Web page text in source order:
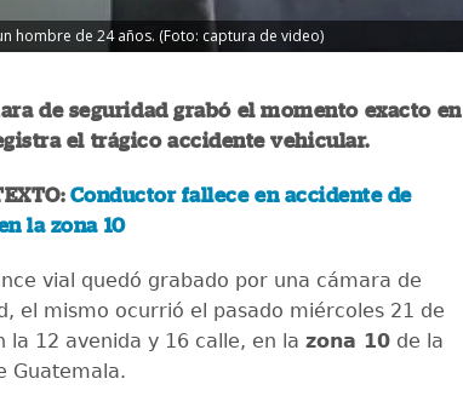
hombre de 24 años. (Foto: captura de video)
de seguridad grabó el momento exacto en
el trágico accidente vehicular.
Conductor fallece en accidente de
la zona 10
vial quedó grabado por una cámara de
el mismo ocurrió el pasado miércoles 21 de
la 12 avenida y 16 calle, en la zona 10 de la
Guatemala.